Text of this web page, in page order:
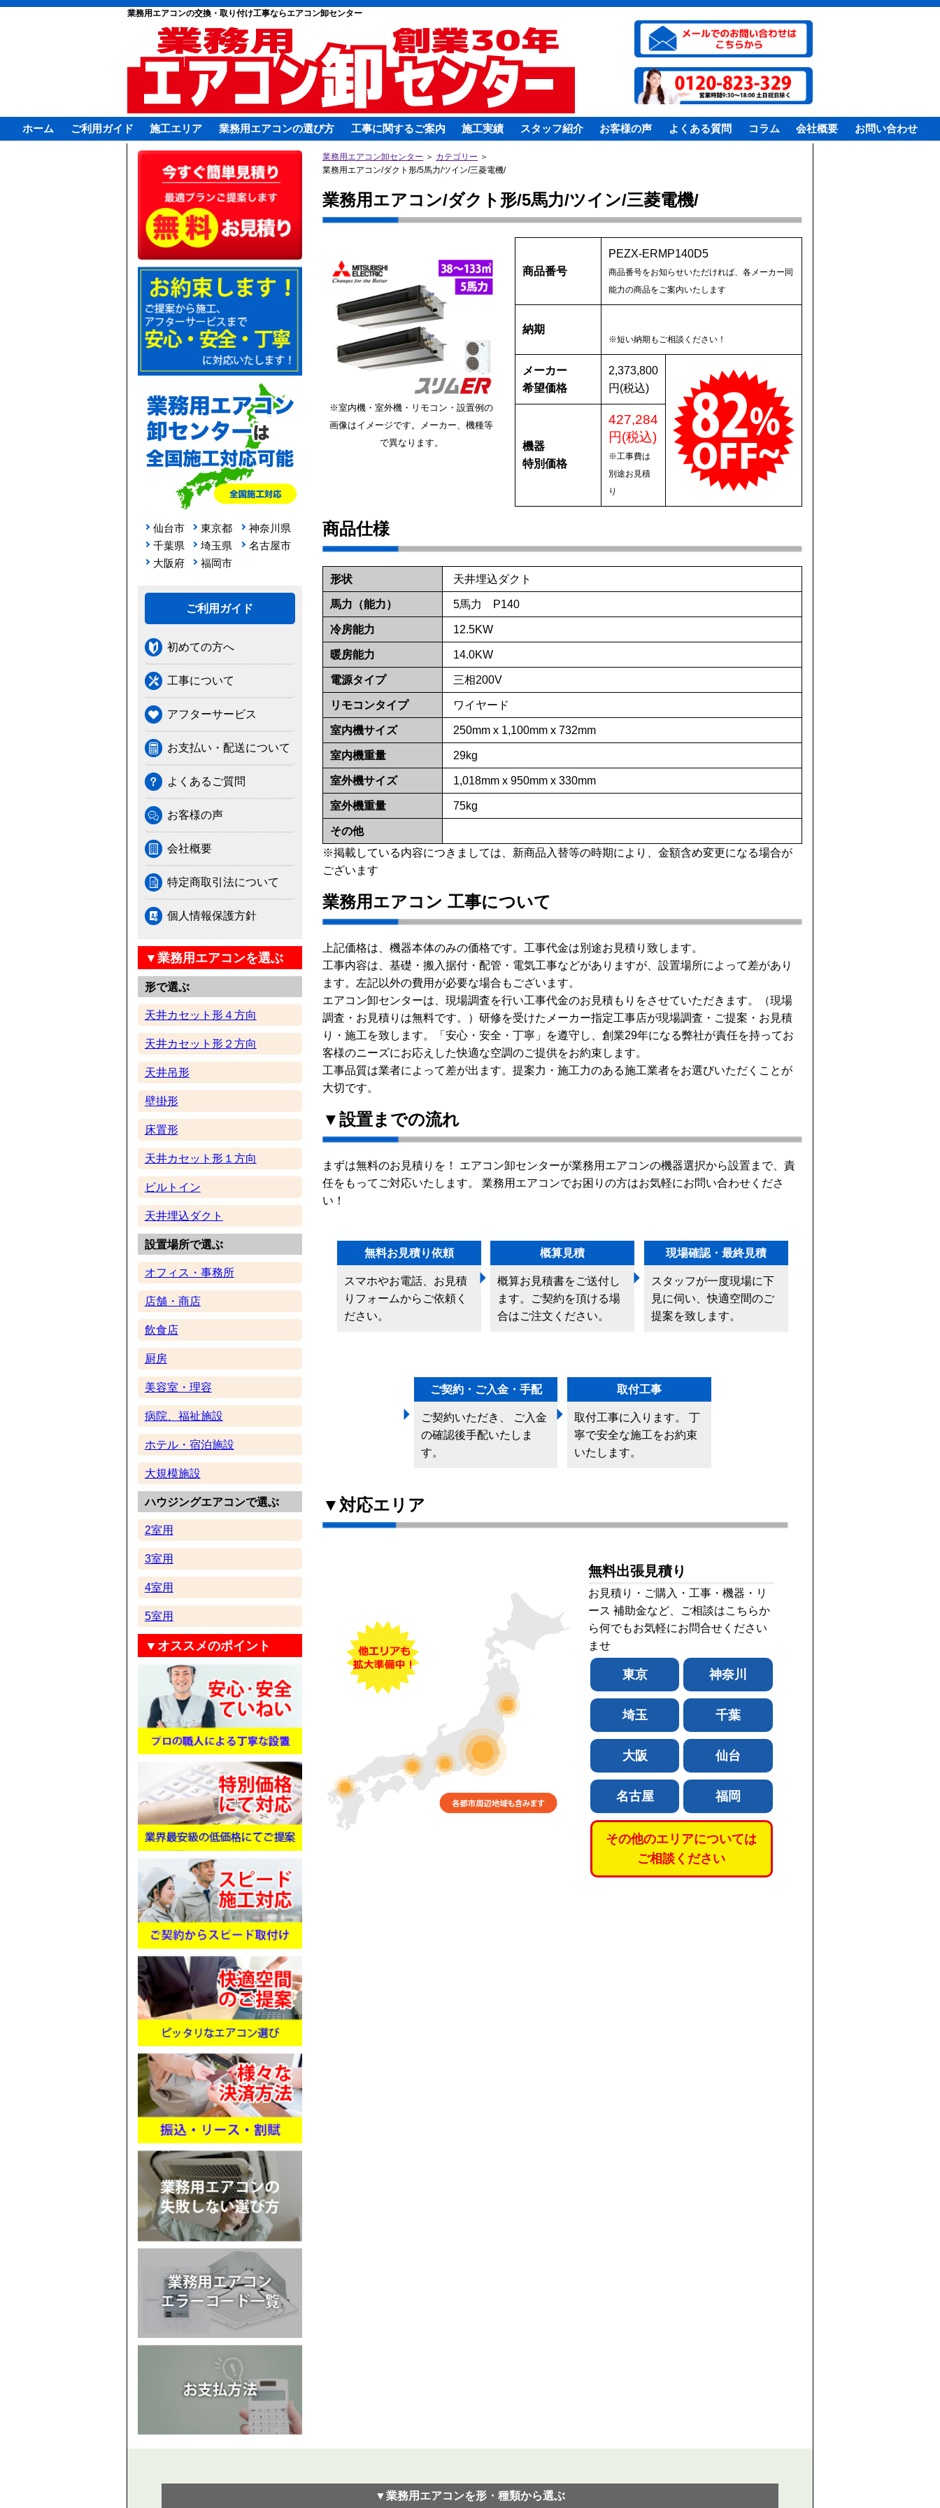
業務用エアコンの交換・取り付け工事ならエアコン卸センター
ホーム ご利用ガイド 施工エリア 業務用エアコンの選び方 工事に関するご案内 施工実績 スタッフ紹介 お客様の声 よくある質問 コラム 会社概要 お問い合わせ
仙台市 東京都
神奈川県
千葉県
埼玉県
名古屋市
大阪府
福岡市
ご利用ガイド
初めての方へ
工事について
アフターサービス
お支払い・配送について
よくあるご質問
お客様の声
会社概要
特定商取引法について
個人情報保護方針
▼業務用エアコンを選ぶ
形で選ぶ
天井カセット形４方向
天井カセット形２方向
天井吊形
壁掛形
床置形
天井カセット形１方向
ビルトイン
天井埋込ダクト
設置場所で選ぶ
オフィス・事務所
店舗・商店
飲食店
厨房
美容室・理容
病院、福祉施設
ホテル・宿泊施設
大規模施設
ハウジングエアコンで選ぶ
2室用
3室用
4室用
5室用
▼オススメのポイント
業務用エアコン卸センター ＞ カテゴリー ＞
業務用エアコン/ダクト形/5馬力/ツイン/三菱電機/
業務用エアコン/ダクト形/5馬力/ツイン/三菱電機/
※室内機・室外機・リモコン・設置例の
画像はイメージです。メーカー、機種等
で異なります。
商品番号
PEZX-ERMP140D5
商品番号をお知らせいただければ、各メーカー同
能力の商品をご案内いたします
納期
※短い納期もご相談ください！
メーカー
希望価格
2,373,800
円(税込)
機器
特別価格
427,284
円(税込)
※工事費は
別途お見積
り
商品仕様
形状 天井埋込ダクト
馬力（能力） 5馬力 P140
冷房能力 12.5KW
暖房能力 14.0KW
電源タイプ 三相200V
リモコンタイプ ワイヤード
室内機サイズ 250mm x 1,100mm x 732mm
室内機重量 29kg
室外機サイズ 1,018mm x 950mm x 330mm
室外機重量 75kg
その他
※掲載している内容につきましては、新商品入替等の時期により、金額含め変更になる場合が
ございます
業務用エアコン 工事について
上記価格は、機器本体のみの価格です。工事代金は別途お見積り致します。
工事内容は、基礎・搬入据付・配管・電気工事などがありますが、設置場所によって差があり
ます。左記以外の費用が必要な場合もございます。
エアコン卸センターは、現場調査を行い工事代金のお見積もりをさせていただきます。（現場
調査・お見積りは無料です。）研修を受けたメーカー指定工事店が現場調査・ご提案・お見積
り・施工を致します。「安心・安全・丁寧」を遵守し、創業29年になる弊社が責任を持ってお
客様のニーズにお応えした快適な空調のご提供をお約束します。
工事品質は業者によって差が出ます。提案力・施工力のある施工業者をお選びいただくことが
大切です。
▼設置までの流れ
まずは無料のお見積りを！ エアコン卸センターが業務用エアコンの機器選択から設置まで、責
任をもってご対応いたします。 業務用エアコンでお困りの方はお気軽にお問い合わせくださ
い！
無料お見積り依頼
スマホやお電話、お見積
りフォームからご依頼く
ださい。
概算見積
概算お見積書をご送付し
ます。ご契約を頂ける場
合はご注文ください。
現場確認・最終見積
スタッフが一度現場に下
見に伺い、快適空間のご
提案を致します。
ご契約・ご入金・手配
ご契約いただき、 ご入金
の確認後手配いたしま
す。
取付工事
取付工事に入ります。 丁
寧で安全な施工をお約束
いたします。
▼対応エリア
無料出張見積り
お見積り・ご購入・工事・機器・リ
ース 補助金など、ご相談はこちらか
ら何でもお気軽にお問合せください
ませ
東京 神奈川
埼玉 千葉
大阪 仙台
名古屋 福岡
その他のエリアについては
ご相談ください
▼業務用エアコンを形・種類から選ぶ